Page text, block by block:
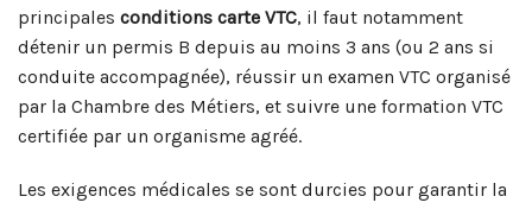
principales conditions carte VTC, il faut notamment
détenir un permis B depuis au moins 3 ans (ou 2 ans si
conduite accompagnée), réussir un examen VTC organisé
par la Chambre des Métiers, et suivre une formation VTC
certifiée par un organisme agréé.
Les exigences médicales se sont durcies pour garantir la